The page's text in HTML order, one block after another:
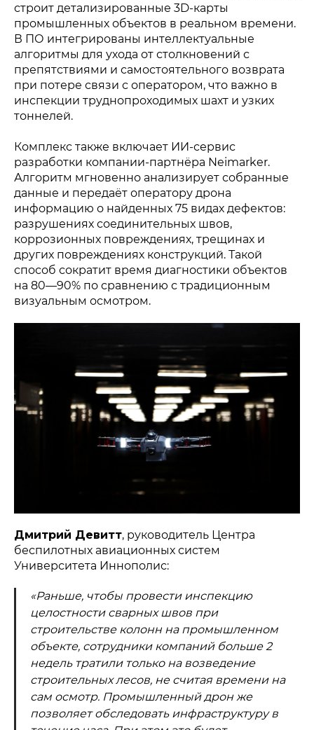
строит детализированные 3D-карты
промышленных объектов в реальном времени.
В ПО интегрированы интеллектуальные
алгоритмы для ухода от столкновений с
препятствиями и самостоятельного возврата
при потере связи с оператором, что важно в
инспекции труднопроходимых шахт и узких
тоннелей.
Комплекс также включает ИИ-сервис
разработки компании-партнёра Neimarker.
Алгоритм мгновенно анализирует собранные
данные и передаёт оператору дрона
информацию о найденных 75 видах дефектов:
разрушениях соединительных швов,
коррозионных повреждениях, трещинах и
других повреждениях конструкций. Такой
способ сократит время диагностики объектов
на 80—90% по сравнению с традиционным
визуальным осмотром.
Дмитрий Девитт, руководитель Центра
беспилотных авиационных систем
Университета Иннополис:
«Раньше, чтобы провести инспекцию
целостности сварных швов при
строительстве колонн на промышленном
объекте, сотрудники компаний больше 2
недель тратили только на возведение
строительных лесов, не считая времени на
сам осмотр. Промышленный дрон же
позволяет обследовать инфраструктуру в